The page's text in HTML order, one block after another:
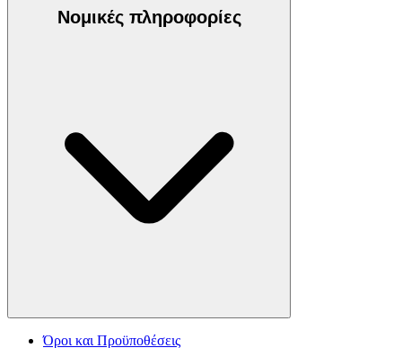
Νομικές πληροφορίες
Όροι και Προϋποθέσεις